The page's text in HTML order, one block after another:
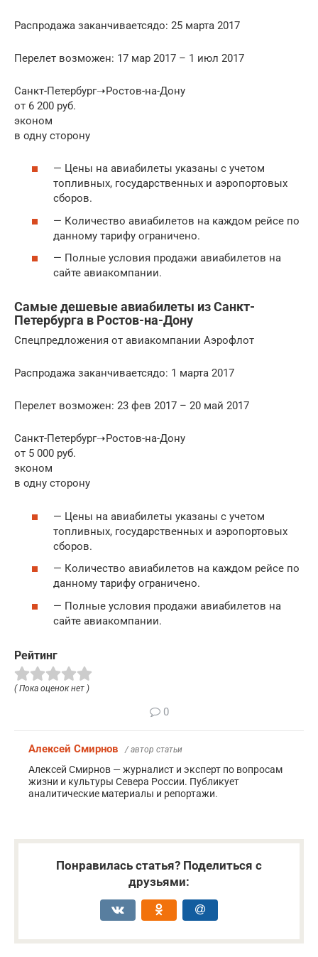
Распродажа заканчиваетсядо: 25 марта 2017
Перелет возможен: 17 мар 2017 – 1 июл 2017
Санкт-Петербург➝Ростов-на-Дону
от 6 200 руб.
эконом
в одну сторону
— Цены на авиабилеты указаны с учетом
топливных, государственных и аэропортовых
сборов.
— Количество авиабилетов на каждом рейсе по
данному тарифу ограничено.
— Полные условия продажи авиабилетов на
сайте авиакомпании.
Самые дешевые авиабилеты из Санкт-
Петербурга в Ростов-на-Дону
Спецпредложения от авиакомпании Аэрофлот
Распродажа заканчиваетсядо: 1 марта 2017
Перелет возможен: 23 фев 2017 – 20 май 2017
Санкт-Петербург➝Ростов-на-Дону
от 5 000 руб.
эконом
в одну сторону
— Цены на авиабилеты указаны с учетом
топливных, государственных и аэропортовых
сборов.
— Количество авиабилетов на каждом рейсе по
данному тарифу ограничено.
— Полные условия продажи авиабилетов на
сайте авиакомпании.
Рейтинг
( Пока оценок нет )
0
Алексей Смирнов / автор статьи
Алексей Смирнов — журналист и эксперт по вопросам
жизни и культуры Севера России. Публикует
аналитические материалы и репортажи.
Понравилась статья? Поделиться с
друзьями: